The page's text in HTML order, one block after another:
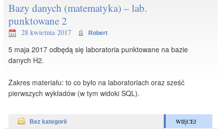
Bazy danych (matematyka) – lab.
punktowane 2
28 kwietnia 2017 Robert
5 maja 2017 odbędą się laboratoria punktowane na bazie
danych H2.
Zakres materiału: to co było na laboratoriach oraz sześć
pierwszych wykładów (w tym widoki SQL).
Bez kategorii WIĘCEJ